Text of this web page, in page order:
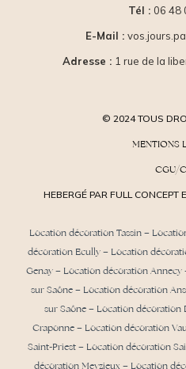
Tél : 06 48
E-Mail :
Adresse : 1 rue de la
© 2024 TOUS
MENTIONS
CGU/
HEBERGÉ PAR FULL CONCEPT
Location décoration Tassin–
décoration Ecully– Location
Genay– Location décoration Annecy
sur Saône– Location décoration
sur Saône – Location décoration
Craponne– Location décoration
Saint-Priest – Location décoration
décoration Meyzieux – Location